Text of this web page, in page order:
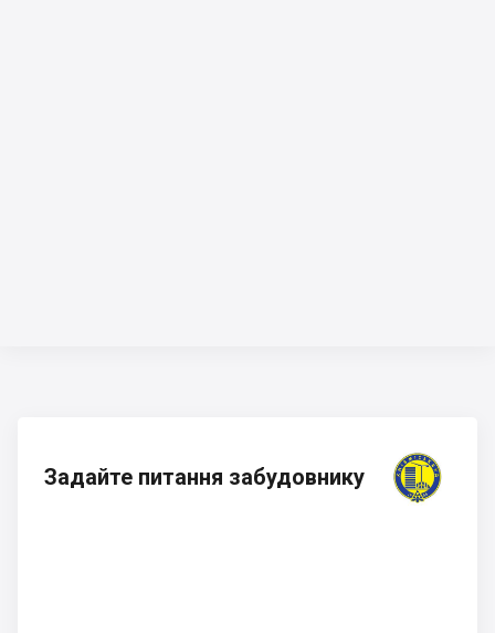
Задайте питання забудовнику